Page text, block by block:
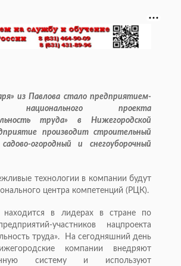
из Павлова стало предприятием-
национального проекта
труда» в Нижегородской
производит строительный
огородный и снегоуборочный
технологии в компании будут
центра компетенций (РЦК).
в лидерах в стране по
участников нацпроекта
труда». На сегодняшний день
компании внедряют
систему и используют